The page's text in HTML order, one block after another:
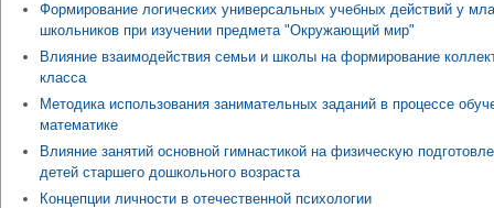
Формирование логических универсальных учебных действий у
школьников при изучении предмета "Окружающий мир"
Влияние взаимодействия семьи и школы на формирование
класса
Методика использования занимательных заданий в процессе
математике
Влияние занятий основной гимнастикой на физическую
детей старшего дошкольного возраста
Концепции личности в отечественной психологии